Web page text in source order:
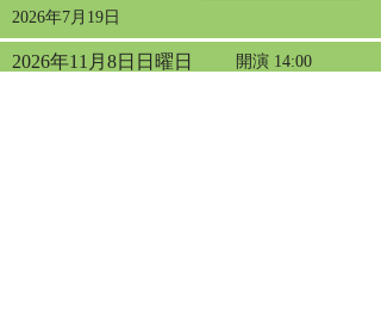
2026年7月19日
2026年11月8日日曜日 開演 14:00